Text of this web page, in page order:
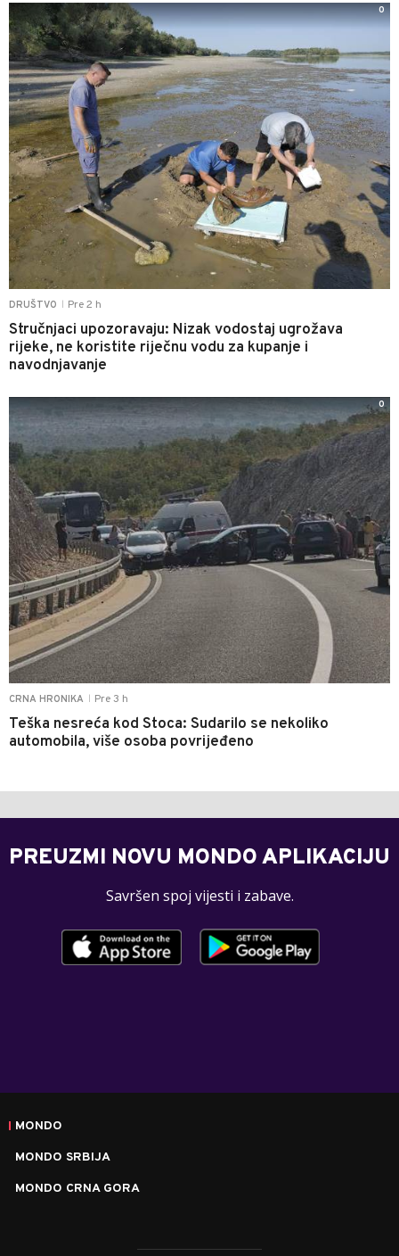
DRUŠTVO Pre 2 h
Stručnjaci upozoravaju: Nizak vodostaj ugrožava
rijeke, ne koristite riječnu vodu za kupanje i
navodnjavanje
0
CRNA HRONIKA Pre 3 h
Teška nesreća kod Stoca: Sudarilo se nekoliko
automobila, više osoba povrijeđeno
0
PREUZMI NOVU MONDO APLIKACIJU
Savršen spoj vijesti i zabave.
MONDO
MONDO SRBIJA
MONDO CRNA GORA